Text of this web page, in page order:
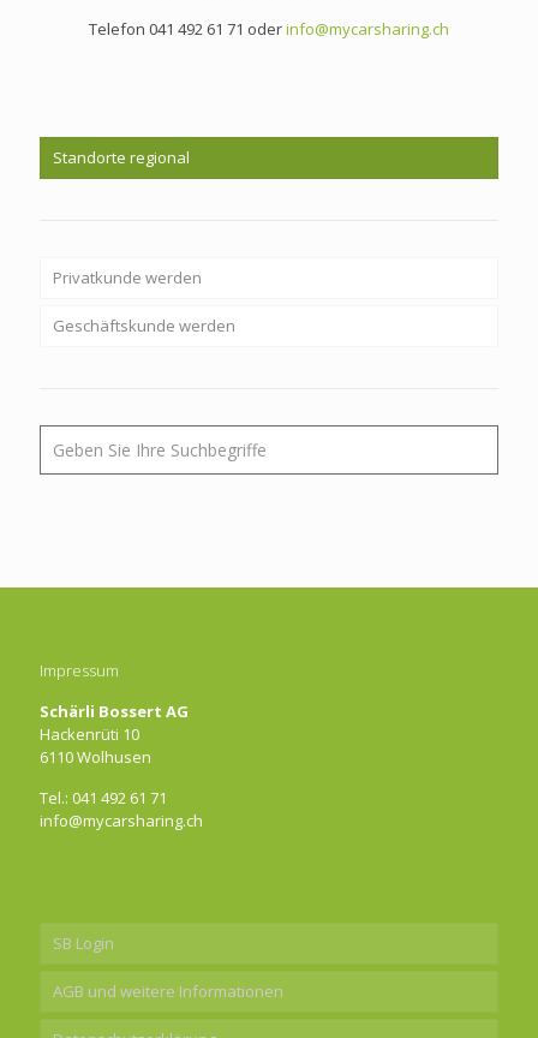
Telefon 041 492 61 71 oderinfo@mycarsharing.ch
Standorte regional
Privatkunde werden
Geschäftskunde werden
Impressum
Schärli Bossert AG
Hackenrüti 10
6110 Wolhusen
Tel.: 041 492 61 71
info@mycarsharing.ch
SB Login
AGB und weitere Informationen